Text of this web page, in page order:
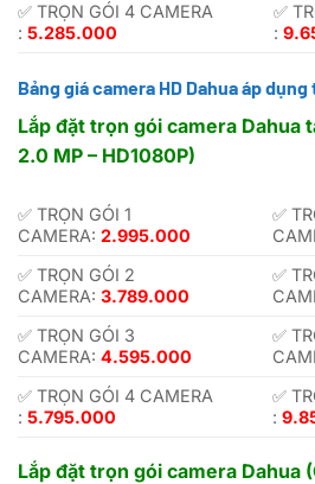
✅ TRỌN GÓI 4 CAMERA
: 5.285.000
✅
:
Bảng giá camera HD Dahua áp dụng
Lắp đặt trọn gói camera Dahua
2.0 MP – HD1080P)
✅ TRỌN GÓI 1
CAMERA: 2.995.000
✅
✅ TRỌN GÓI 2
CAMERA: 3.789.000
✅
✅ TRỌN GÓI 3
CAMERA: 4.595.000
✅
✅ TRỌN GÓI 4 CAMERA
: 5.795.000
✅
:
Lắp đặt trọn gói camera Dahua